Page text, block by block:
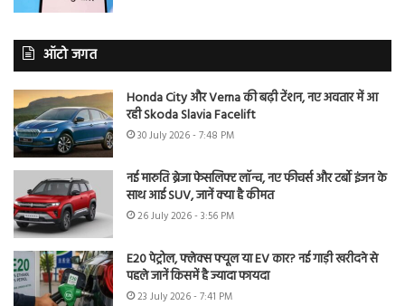
ऑटो जगत
Honda City और Verna की बढ़ी टेंशन, नए अवतार में आ
रही Skoda Slavia Facelift
30 July 2026 - 7:48 PM
नई मारुति ब्रेजा फेसलिफ्ट लॉन्च, नए फीचर्स और टर्बो इंजन के
साथ आई SUV, जानें क्या है कीमत
26 July 2026 - 3:56 PM
E20 पेट्रोल, फ्लेक्स फ्यूल या EV कार? नई गाड़ी खरीदने से
पहले जानें किसमें है ज्यादा फायदा
23 July 2026 - 7:41 PM